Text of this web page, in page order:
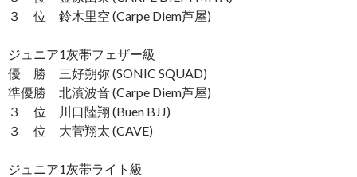
３ 位 鈴木里空 (Carpe Diem芦屋)
ジュニア1灰帯フェザー級
優 勝 三好朔弥 (SONIC SQUAD)
準優勝 北濱波音 (Carpe Diem芦屋)
３ 位 川口陸翔 (Buen BJJ)
３ 位 大菅翔太 (CAVE)
ジュニア1灰帯ライト級